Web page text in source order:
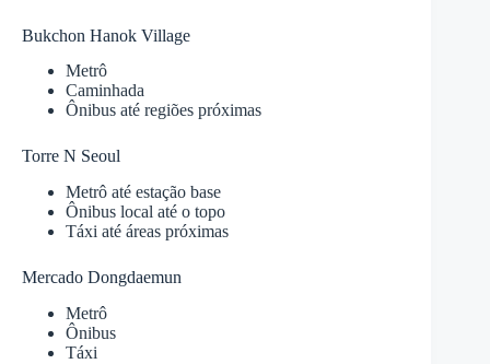
Bukchon Hanok Village
Metrô
Caminhada
Ônibus até regiões próximas
Torre N Seoul
Metrô até estação base
Ônibus local até o topo
Táxi até áreas próximas
Mercado Dongdaemun
Metrô
Ônibus
Táxi